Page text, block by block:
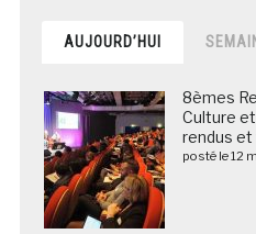
AUJOURD’HUI
8èmes
Culture
rendus et
posté le 12